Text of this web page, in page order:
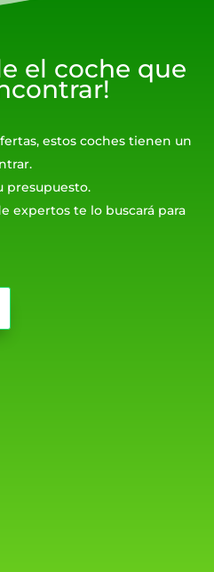
el coche que
estos coches tienen un
presupuesto.
expertos te lo buscará para